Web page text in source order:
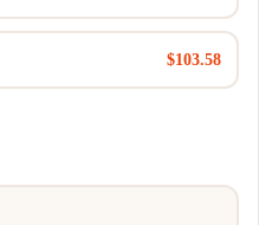
$103.58